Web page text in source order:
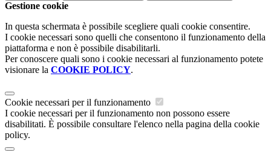
Gestione cookie
In questa schermata è possibile scegliere quali cookie consentire.
I cookie necessari sono quelli che consentono il funzionamento della
piattaforma e non è possibile disabilitarli.
Per conoscere quali sono i cookie necessari al funzionamento potete
visionare la COOKIE POLICY.
Cookie necessari per il funzionamento
I cookie necessari per il funzionamento non possono essere
disabilitati. È possibile consultare l'elenco nella pagina della cookie
policy.